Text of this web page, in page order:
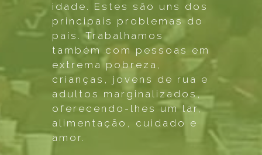
idade. Estes são uns dos
principais problemas do
país. Trabalhamos
também com pessoas em
extrema pobreza,
crianças, jovens de rua e
adultos marginalizados,
oferecendo-lhes um lar,
alimentação, cuidado e
amor.